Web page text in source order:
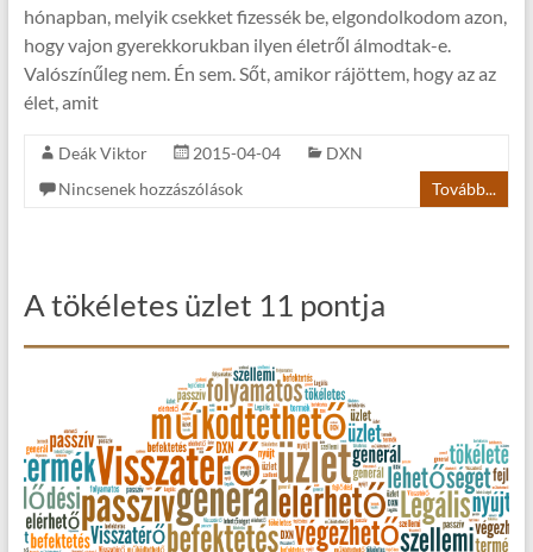
hónapban, melyik csekket fizessék be, elgondolkodom azon,
hogy vajon gyerekkorukban ilyen életről álmodtak-e.
Valószínűleg nem. Én sem. Sőt, amikor rájöttem, hogy az az
élet, amit
Deák Viktor 2015-04-04
DXN
Nincsenek hozzászólások
Tovább...
A tökéletes üzlet 11 pontja